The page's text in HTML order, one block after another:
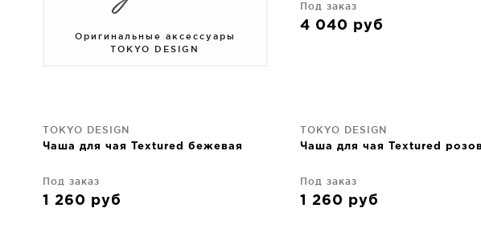
Оригинальные аксессуары
TOKYO DESIGN
Под заказ
4 040 руб
TOKYO DESIGN
Чаша для чая Textured бежевая
Под заказ
1 260 руб
TOKYO DESIGN
Чаша для чая Textured
Под заказ
1 260 руб